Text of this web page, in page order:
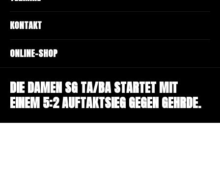
KONTAKT
ONLINE-SHOP
DIE DAMEN SG TA/BA STARTET MIT
EINEM 5:2 AUFTAKTSIEG GEGEN GEHRDE.